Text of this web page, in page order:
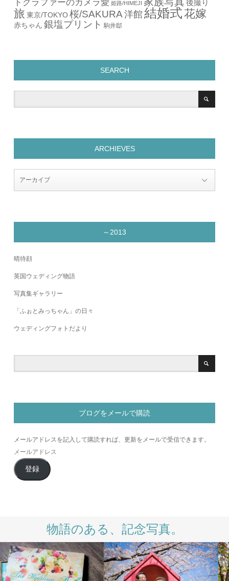
トグラファーのカメラ愛 姫路/HIMEJI 後撮り
旅 東京/TOKYO 桜/SAKURA 洋館 結婚式花嫁
赤ちゃん 銀塩プリント 駒井邸
SEARCH
ARCHIEVES
～2013
晴待顔
英国ウェディング物語
写真集ギャラリー
「ふぉとみっちゃん」の日々
ウェディングフォトだより
ブログをメールで購読
メールアドレスを記入して購読すれば、更新をメールで受信できます。
メ
ー
ル
登録
物語のある、記念写真。